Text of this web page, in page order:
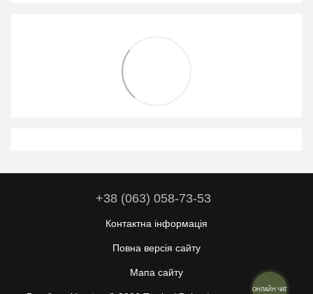
+38 (063) 058-73-53
Контактна інформація
Повна версія сайту
Мапа сайту
ОНЛАЙН ЧАТ